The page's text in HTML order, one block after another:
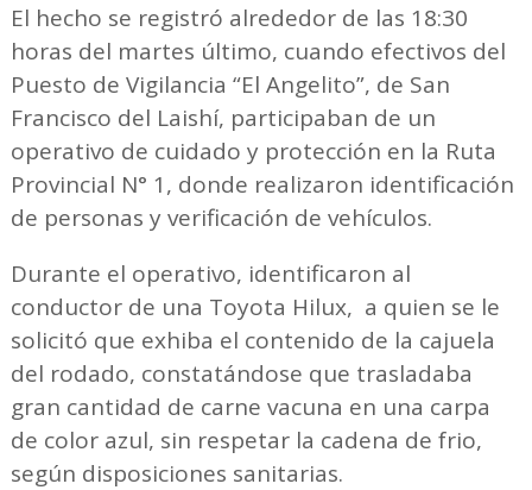
El hecho se registró alrededor de las 18:30
horas del martes último, cuando efectivos del
Puesto de Vigilancia “El Angelito”, de San
Francisco del Laishí, participaban de un
operativo de cuidado y protección en la Ruta
Provincial N° 1, donde realizaron identificación
de personas y verificación de vehículos.
Durante el operativo, identificaron al
conductor de una Toyota Hilux, a quien se le
solicitó que exhiba el contenido de la cajuela
del rodado, constatándose que trasladaba
gran cantidad de carne vacuna en una carpa
de color azul, sin respetar la cadena de frio,
según disposiciones sanitarias.